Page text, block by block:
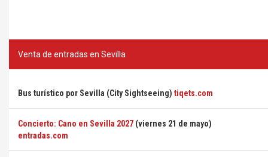
Venta de entradas en Sevilla
Bus turístico por Sevilla (City Sightseeing) tiqets.com
Concierto: Cano en Sevilla 2027 (viernes 21 de mayo)
entradas.com